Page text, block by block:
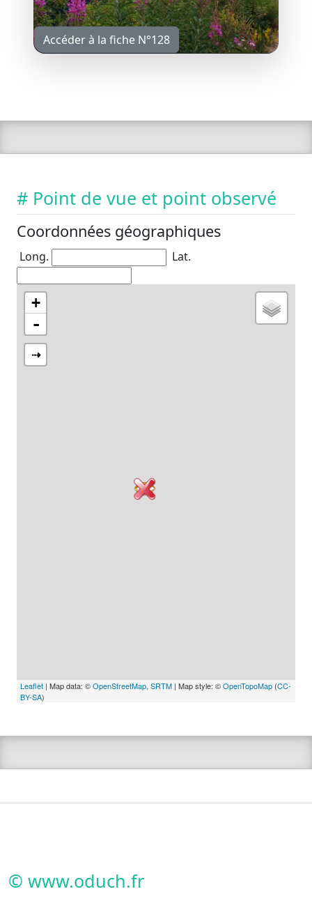
Accéder à la fiche N°128
# Point de vue et point observé
Coordonnées géographiques
Long. Lat.
+
-
⇢
Leaflet | Map data: ©OpenStreetMap, SRTM | Map style: ©OpenTopoMap (CC-
BY-SA)
© www.oduch.fr